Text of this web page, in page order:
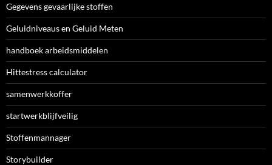
Gegevens gevaarlijke stoffen
Geluidniveaus en Geluid Meten
handboek arbeidsmiddelen
Hittestress calculator
samenwerkkoffer
startwerkblijfveilig
Stoffenmannager
Storybuilder